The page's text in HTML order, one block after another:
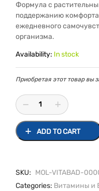
Формула с
поддержанию
ежедневного
организма.
Availability: In stock
Приобретая этот товар вы
ADD TO CART
SKU: MOL-VITABAD-
Categories: Витамины и